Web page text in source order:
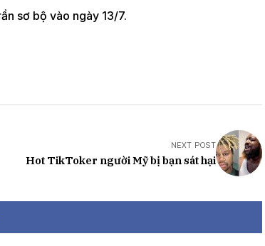
sơ bộ vào ngày 13/7.
NEXT POST
Hot TikToker người Mỹ bị bạn sát hại